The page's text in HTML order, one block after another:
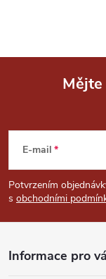
ý
i
u
p
a
E-mail
Potvrzením
s obchodními
Informace pro